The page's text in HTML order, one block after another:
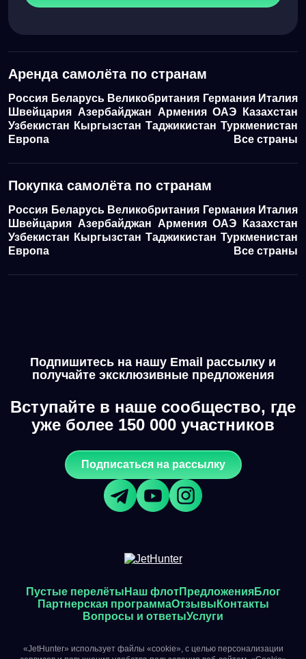
Аренда самолёта по странам
Россия Беларусь Великобритания Германия Италия
Швейцария Азербайджан Армения ОАЭ
Казахстан
Узбекистан Кыргызстан Таджикистан Туркменистан
Европа
Все страны
Покупка самолёта по странам
Россия Беларусь Великобритания Германия Италия
Швейцария Азербайджан Армения ОАЭ
Казахстан
Узбекистан Кыргызстан Таджикистан Туркменистан
Европа
Все страны
Подпишитесь на нашу Email рассылку и
получайте эксклюзивные предложения
Вступайте в наше сообщество, где
уже более 150 000 участников
Подписаться на рассылку
Пустые перелёты Наш флотПредложенияБлог
Партнерская программаОтзывы Контакты
Вопросы и ответыУслуги
«JetHunter» использует файлы «cookie», с целью персонализации